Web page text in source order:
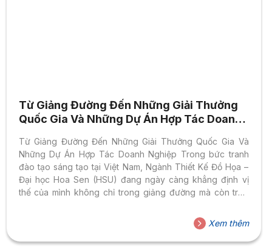
Từ Giảng Đường Đến Những Giải Thưởng
Quốc Gia Và Những Dự Án Hợp Tác Doanh
Từ Giảng Đường Đến Những Giải Thưởng Quốc Gia Và
Những Dự Án Hợp Tác Doanh Nghiệp Trong bức tranh
đào tạo sáng tạo tại Việt Nam, Ngành Thiết Kế Đồ Họa –
Đại học Hoa Sen (HSU) đang ngày càng khẳng định vị
thế của mình không chỉ trong giảng đường mà còn trên
doanh nghiệp thực chiến. Hành trình của các bạn sinh
viên TKDH – HSU là câu chuyện truyền cảm hứng mạnh
mẽ về sức mạnh của sáng tạo, bản lĩnh nghề nghiệp và
Xem thêm